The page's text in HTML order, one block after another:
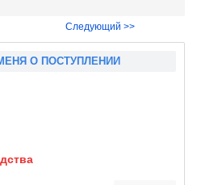
Следующий >>
О ПОСТУПЛЕНИИ